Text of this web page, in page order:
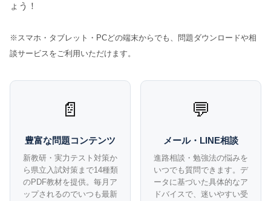
ょう！
※スマホ・タブレット・PCどの端末からでも、問題ダウンロードや相
談サービスをご利用いただけます。
📄
豊富な問題コンテンツ
新教研・実力テスト対策か
ら県立入試対策まで14種類
のPDF教材を提供。毎月ア
ップされるのでいつも最新
💬
メール・LINE相談
進路相談・勉強法の悩みを
いつでも質問できます。デ
ータに基づいた具体的なア
ドバイスで、迷いやすい受